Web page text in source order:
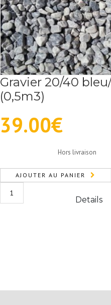
Gravier 20/40
(0,5m3)
39.00€
Hors livraison
AJOUTER AU PANIER
Details